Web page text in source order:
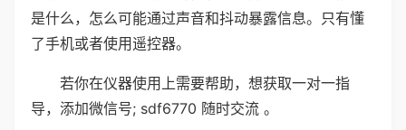
是什么，怎么可能通过声音和抖动暴露信息。只有懂
了手机或者使用遥控器。
若你在仪器使用上需要帮助，想获取一对一指
导，添加微信号; sdf6770 随时交流 。